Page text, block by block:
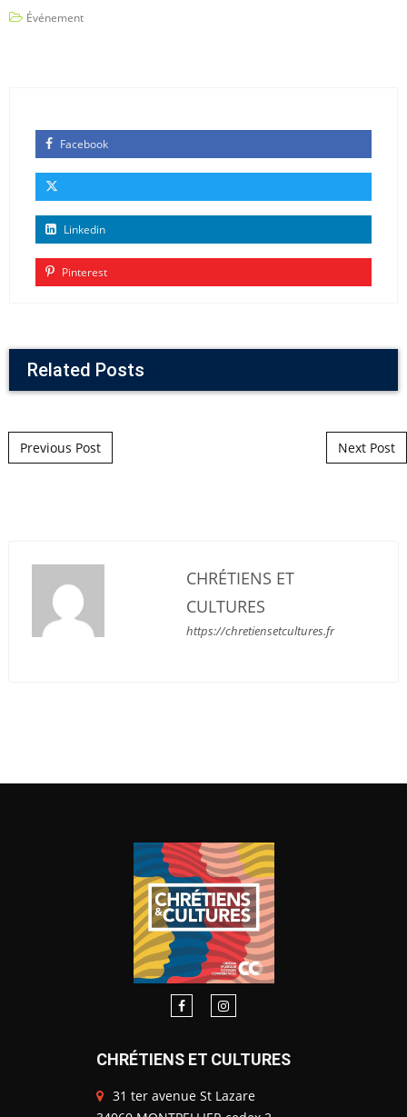
Événement
Facebook
Linkedin
Pinterest
Related Posts
Post navigation
Previous Post Next Post
CHRÉTIENS ET
CULTURES
https://chretiensetcultures.fr
CHRÉTIENS ET CULTURES
31 ter avenue St Lazare